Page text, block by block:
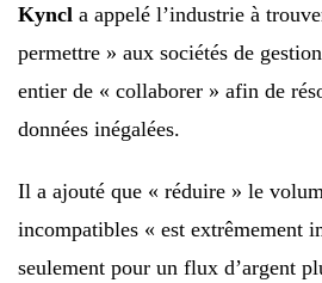
Kyncl a appelé l’industrie à
permettre » aux sociétés de
entier de « collaborer » afin de
données inégalées.
Il a ajouté que « réduire » le
incompatibles « est extrêmement
seulement pour un flux d’argent